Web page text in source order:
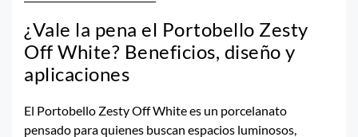
¿Vale la pena el Portobello Zesty
Off White? Beneficios, diseño y
aplicaciones
El Portobello Zesty Off White es un porcelanato
pensado para quienes buscan espacios luminosos,